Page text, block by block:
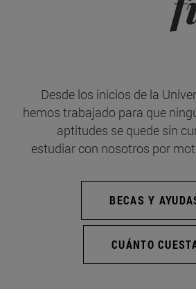
Desde los inicios de la
hemos trabajado para que
aptitudes se quede sin
estudiar con nosotros por
BECAS Y
CUÁNTO